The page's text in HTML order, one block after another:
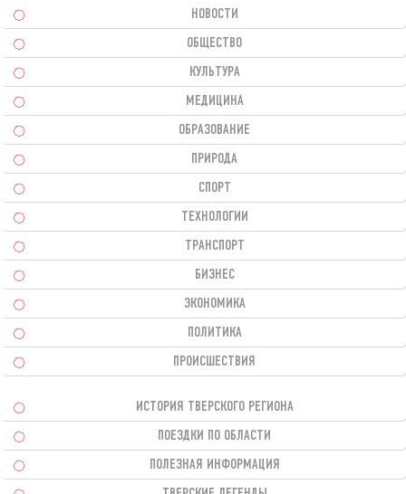
НОВОСТИ
ОБЩЕСТВО
КУЛЬТУРА
МЕДИЦИНА
ОБРАЗОВАНИЕ
ПРИРОДА
СПОРТ
ТЕХНОЛОГИИ
ТРАНСПОРТ
БИЗНЕС
ЭКОНОМИКА
ПОЛИТИКА
ПРОИСШЕСТВИЯ
ИСТОРИЯ ТВЕРСКОГО РЕГИОНА
ПОЕЗДКИ ПО ОБЛАСТИ
ПОЛЕЗНАЯ ИНФОРМАЦИЯ